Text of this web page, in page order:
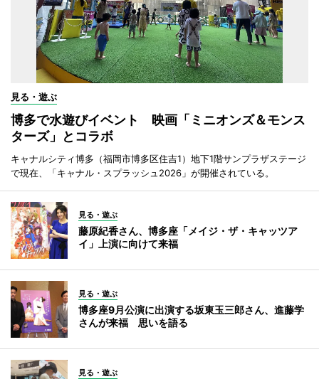
見る・遊ぶ
博多で水遊びイベント 映画「ミニオンズ＆モンス
ターズ」とコラボ
キャナルシティ博多（福岡市博多区住吉1）地下1階サンプラザステージ
で現在、「キャナル・スプラッシュ2026」が開催されている。
見る・遊ぶ
藤原紀香さん、博多座「メイジ・ザ・キャッツア
イ」上演に向けて来福
見る・遊ぶ
博多座9月公演に出演する坂東玉三郎さん、進藤学
さんが来福 思いを語る
見る・遊ぶ